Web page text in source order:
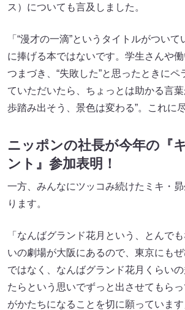
ス）についても言及しました。
「“漫才の一滴”というタイトルがつい
に捧げる本ではないです。学生さんや
つまづき、“失敗した”と思ったときにペ
ていただいたら、ちょっとは助かる言
歩踏み出そう、景色は変わる”。これに
ニッポンの社長が今年の『
ント』参加表明！
一方、みんなにツッコみ続けたミキ・
ります。
「なんばグランド花月という、とんで
いの劇場が大阪にあるので、東京にも
ではなく、なんばグランド花月くらい
たらという思いでずっと出させてもら
がかたちになることを切に願っています